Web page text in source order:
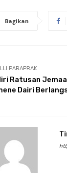
Bagikan
PARAPRAK
Ratusan
Dairi